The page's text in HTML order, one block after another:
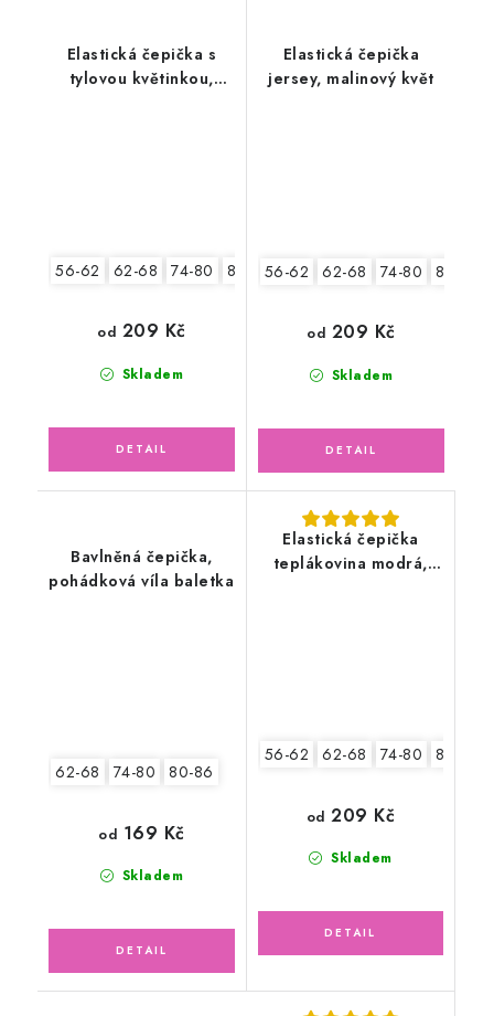
Elastická čepička s
tylovou květinkou,
56-62 62-68 74-80 80-86
Skladem
od 209 Kč
Elastická čepička
jersey, malinový květ
56-62 62-68 74-80 80-86
Skladem
od 209 Kč
Bavlněná čepička,
pohádková víla baletka
62-68 74-80 80-86
Skladem
od 169 Kč
Elastická čepička
teplákovina modrá,
56-62 62-68 74-80 80-86
Skladem
od 209 Kč